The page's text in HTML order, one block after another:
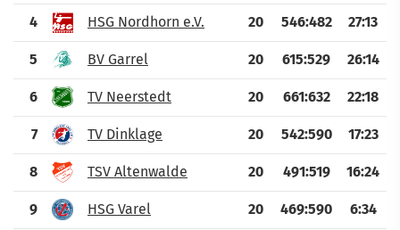
4 HSG Nordhorn e.V. 20 546:482 27:13
5 BV Garrel 20 615:529 26:14
6 TV Neerstedt 20 661:632 22:18
7 TV Dinklage 20 542:590 17:23
8 TSV Altenwalde 20 491:519 16:24
9 HSG Varel 20 469:590 6:34